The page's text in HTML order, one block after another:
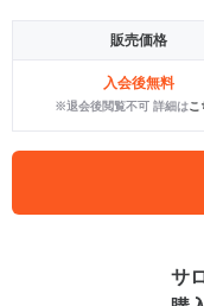
販売価格
入会後無料
※退会後閲覧不可 詳細はこ
サ